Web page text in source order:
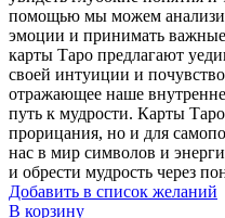
помощью мы можем
эмоции и принимать
карты Таро предлагают
своей интуиции и
отражающее наше
путь к мудрости. Карты
прорицания, но и для
нас в мир символов и
и обрести мудрость через
Добавить в список желаний
В корзину